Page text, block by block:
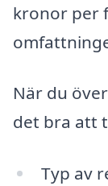
kronor per
När du
det bra att
Typ av